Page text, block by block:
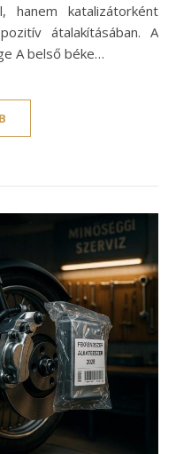
hanem katalizátorként
átalakításában. A
A belső béke…